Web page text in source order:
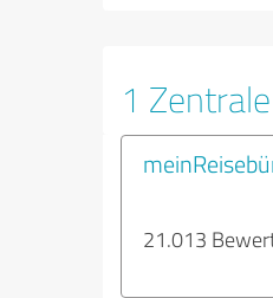
1
21.013